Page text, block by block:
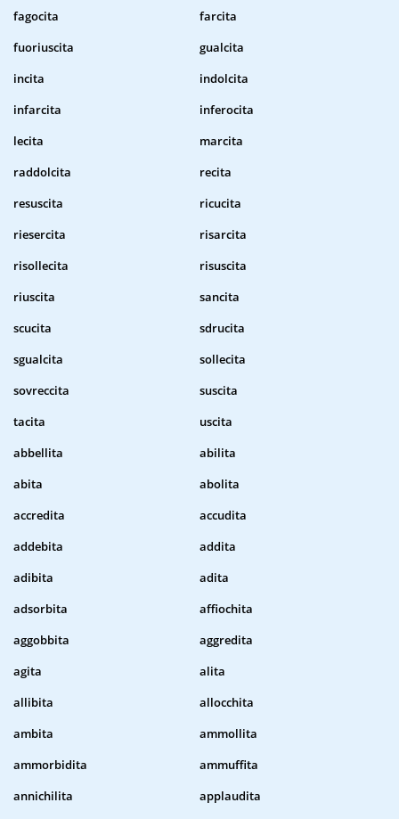
fagocita
farcita
fuoriuscita
gualcita
incita
indolcita
infarcita
inferocita
lecita
marcita
raddolcita
recita
resuscita
ricucita
riesercita
risarcita
risollecita
risuscita
riuscita
sancita
scucita
sdrucita
sgualcita
sollecita
sovreccita
suscita
tacita
uscita
abbellita
abilita
abita
abolita
accredita
accudita
addebita
addita
adibita
adita
adsorbita
affiochita
aggobbita
aggredita
agita
alita
allibita
allocchita
ambita
ammollita
ammorbidita
ammuffita
annichilita
applaudita